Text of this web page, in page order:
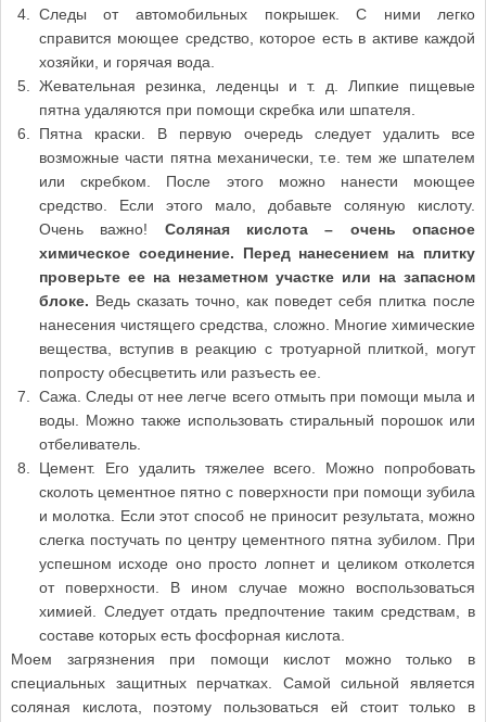
Следы от автомобильных покрышек. С ними легко
справится моющее средство, которое есть в активе каждой
хозяйки, и горячая вода.
Жевательная резинка, леденцы и т. д. Липкие пищевые
пятна удаляются при помощи скребка или шпателя.
Пятна краски. В первую очередь следует удалить все
возможные части пятна механически, т.е. тем же шпателем
или скребком. После этого можно нанести моющее
средство. Если этого мало, добавьте соляную кислоту.
Очень важно! Соляная кислота – очень опасное
химическое соединение. Перед нанесением на плитку
проверьте ее на незаметном участке или на запасном
блоке. Ведь сказать точно, как поведет себя плитка после
нанесения чистящего средства, сложно. Многие химические
вещества, вступив в реакцию с тротуарной плиткой, могут
попросту обесцветить или разъесть ее.
Сажа. Следы от нее легче всего отмыть при помощи мыла и
воды. Можно также использовать стиральный порошок или
отбеливатель.
Цемент. Его удалить тяжелее всего. Можно попробовать
сколоть цементное пятно с поверхности при помощи зубила
и молотка. Если этот способ не приносит результата, можно
слегка постучать по центру цементного пятна зубилом. При
успешном исходе оно просто лопнет и целиком отколется
от поверхности. В ином случае можно воспользоваться
химией. Следует отдать предпочтение таким средствам, в
составе которых есть фосфорная кислота.
Моем загрязнения при помощи кислот можно только в
специальных защитных перчатках. Самой сильной является
соляная кислота, поэтому пользоваться ей стоит только в